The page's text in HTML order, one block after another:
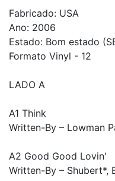
Fabricado: USA
Ano: 2006
Estado: Bom estado
Formato Vinyl - 12
LADO A
A1 Think
Written-By – Lowman
A2 Good Good Lovin'
Written-By – Shubert*,